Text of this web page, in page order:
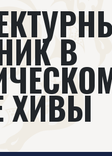
Всемирное общество
Новости
Видеолекторий
В
ХИВЫ